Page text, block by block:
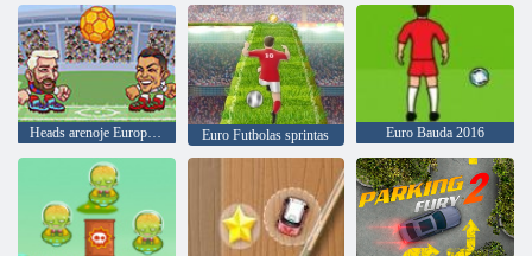
Heads arenoje Europos futbolo Euro Futbolas sprintas Euro Bauda 2016